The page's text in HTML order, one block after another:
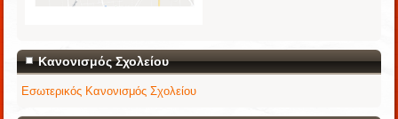
Κανονισμός Σχολείου
Εσωτερικός Κανονισμός Σχολείου